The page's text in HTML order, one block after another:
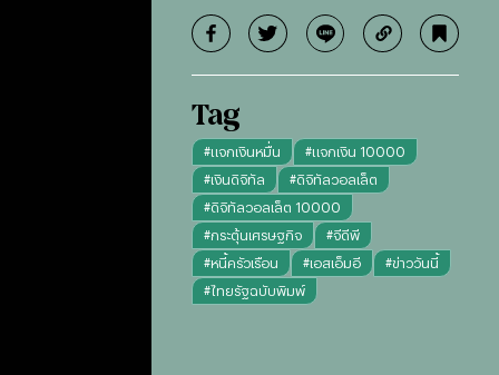
Tag
#แจกเงินหมื่น #แจกเงิน 10000
#เงินดิจิทัล #ดิจิทัลวอลเล็ต
#ดิจิทัลวอลเล็ต 10000
#กระตุ้นเศรษฐกิจ #จีดีพี
#หนี้ครัวเรือน #เอสเอ็มอี #ข่าววันนี้
#ไทยรัฐฉบับพิมพ์